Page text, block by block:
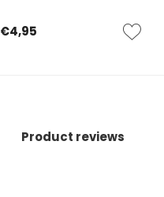
€4,95
Product reviews